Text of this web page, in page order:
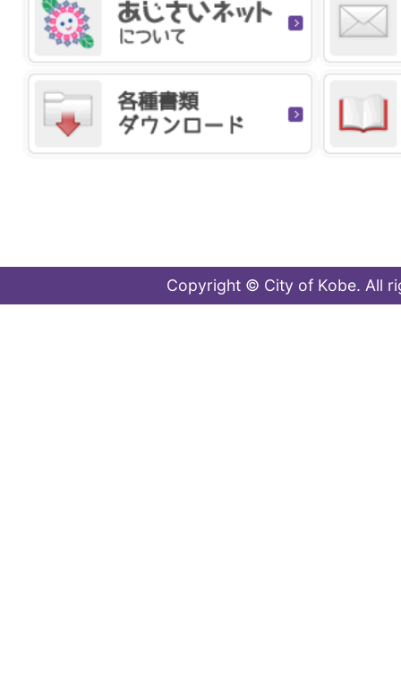
Copyright © City of Kobe. All